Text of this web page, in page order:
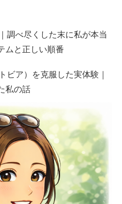
調べ尽くした末に私が本当
ムと正しい順番
ビア）を克服した実体験｜
私の話